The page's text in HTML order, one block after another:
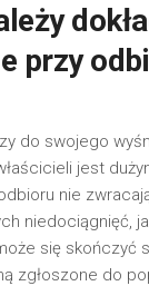
przy
do swojego
jest
nie
niedociągnięć,
się skończyć
zgłoszone do